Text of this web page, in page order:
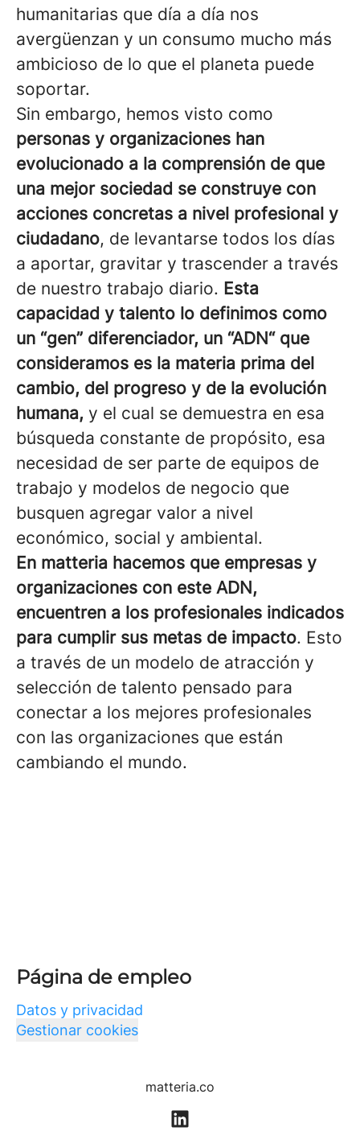
humanitarias que día a día nos
avergüenzan y un consumo mucho más
ambicioso de lo que el planeta puede
soportar.
Sin embargo, hemos visto como
personas y organizaciones han
evolucionado a la comprensión de que
una mejor sociedad se construye con
acciones concretas a nivel profesional y
ciudadano, de levantarse todos los días
a aportar, gravitar y trascender a través
de nuestro trabajo diario. Esta
capacidad y talento lo definimos como
un “gen” diferenciador, un “ADN“ que
consideramos es la materia prima del
cambio, del progreso y de la evolución
humana, y el cual se demuestra en esa
búsqueda constante de propósito, esa
necesidad de ser parte de equipos de
trabajo y modelos de negocio que
busquen agregar valor a nivel
económico, social y ambiental.
En matteria hacemos que empresas y
organizaciones con este ADN,
encuentren a los profesionales indicados
para cumplir sus metas de impacto. Esto
a través de un modelo de atracción y
selección de talento pensado para
conectar a los mejores profesionales
con las organizaciones que están
cambiando el mundo.
Página de empleo
Datos y privacidad
Gestionar cookies
matteria.co